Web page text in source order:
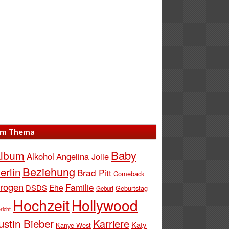
Thema
Alkohol Angelina Jolie Baby
Beziehung Brad Pitt Comeback
DSDS Ehe Familie Geburt Geburtstag
HochzeitHollywood
Bieber Kanye West Karriere Katy